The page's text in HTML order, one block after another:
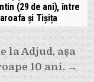
(29 de ani), între
și Tișița
la Adjud, așa
10 ani. →